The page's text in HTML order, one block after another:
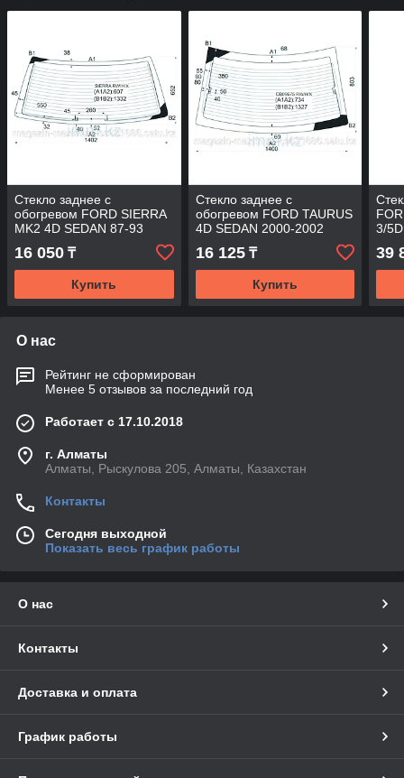
Стекло заднее с
обогревом FORD SIERRA
MK2 4D SEDAN 87-93
16 050 ₸
Купить
Стекло заднее с
обогревом FORD TAURUS
4D SEDAN 2000-2002
(острые углы)
16 125₸
Купить
3/
39
О нас
Рейтинг не сформирован
Менее 5 отзывов за последний год
Работает с 17.10.2018
г. Алматы
Алматы, Рыскулова 205, Алматы, Казахстан
Контакты
Сегодня выходной
Показать весь график работы
О нас
Контакты
Доставка и оплата
График работы